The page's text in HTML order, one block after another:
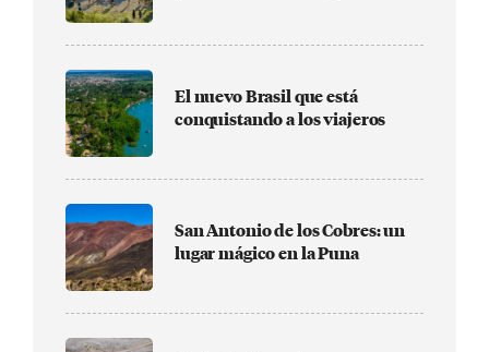
El nuevo Brasil que está
conquistando a los viajeros
San Antonio de los Cobres: un
lugar mágico en la Puna